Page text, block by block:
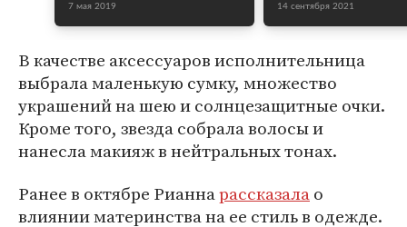
7 мая 2019 14 сентября 2021
В качестве аксессуаров исполнительница
выбрала маленькую сумку, множество
украшений на шею и солнцезащитные очки.
Кроме того, звезда собрала волосы и
нанесла макияж в нейтральных тонах.
Ранее в октябре Рианнарассказалао
влиянии материнства на ее стиль в одежде.